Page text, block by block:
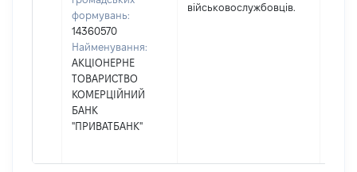
формувань:
14360570
Найменування:
АКЦІОНЕРНЕ
ТОВАРИСТВО
КОМЕРЦІЙНИЙ
БАНК
"ПРИВАТБАНК"
військовослужбовців.